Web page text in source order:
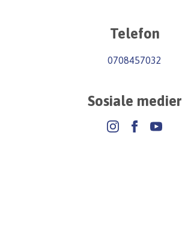
Telefon
0708457032
Sosiale medier